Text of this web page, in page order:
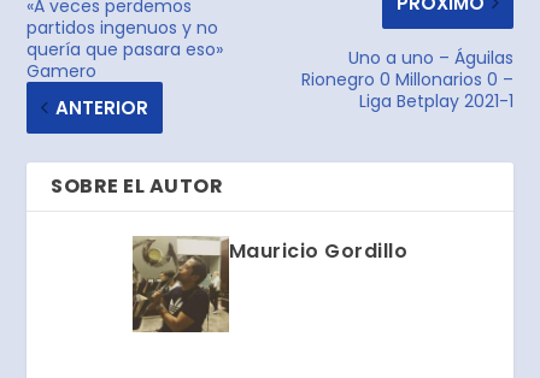
«A veces perdemos
partidos ingenuos y no
quería que pasara eso»
Gamero
ANTERIOR
Uno a uno – Águilas
Rionegro 0 Millonarios 0 –
Liga Betplay 2021-1
SOBRE EL AUTOR
Mauricio Gordillo